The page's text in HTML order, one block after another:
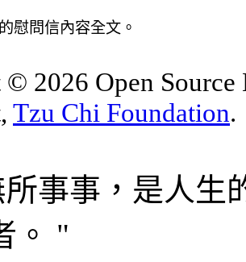
慰問信內容全文。
2026 Open
Tzu Chi Foundation.
事事，是人生
。 "